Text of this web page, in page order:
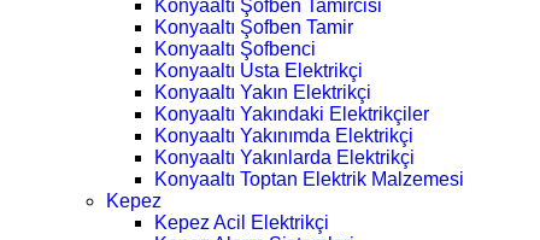
Konyaaltı Şofben Tamircisi
Konyaaltı Şofben Tamir
Konyaaltı Şofbenci
Konyaaltı Usta Elektrikçi
Konyaaltı Yakın Elektrikçi
Konyaaltı Yakındaki Elektrikçiler
Konyaaltı Yakınımda Elektrikçi
Konyaaltı Yakınlarda Elektrikçi
Konyaaltı Toptan Elektrik Malzemesi
Kepez
Kepez Acil Elektrikçi